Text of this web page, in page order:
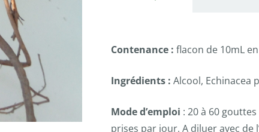
Contenance : flacon de 10mL
Ingrédients : Alcool, Echinacea
Mode d’emploi : 20 à 60
prises par jour. A diluer avec